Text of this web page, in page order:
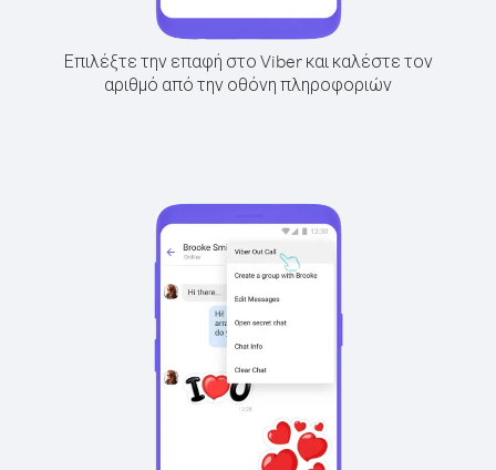
Επιλέξτε την επαφή στο Viber και καλέστε τον
αριθμό από την οθόνη πληροφοριών